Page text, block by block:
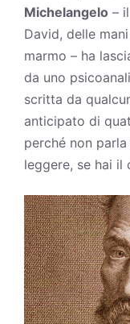
Michelangelo – il
David, delle
marmo – ha
da uno
scritta da
anticipato di
perché non
leggere, se hai